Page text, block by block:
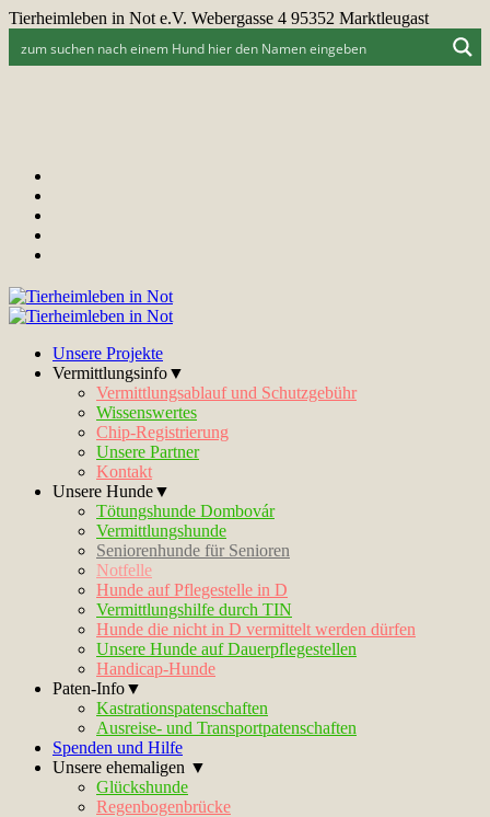
Tierheimleben in Not e.V. Webergasse 4 95352 Marktleugast
Unsere Projekte
Vermittlungsinfo▼
Vermittlungsablauf und Schutzgebühr
Wissenswertes
Chip-Registrierung
Unsere Partner
Kontakt
Unsere Hunde▼
Tötungshunde Dombovár
Vermittlungshunde
Seniorenhunde für Senioren
Notfelle
Hunde auf Pflegestelle in D
Vermittlungshilfe durch TIN
Hunde die nicht in D vermittelt werden dürfen
Unsere Hunde auf Dauerpflegestellen
Handicap-Hunde
Paten-Info▼
Kastrationspatenschaften
Ausreise- und Transportpatenschaften
Spenden und Hilfe
Unsere ehemaligen ▼
Glückshunde
Regenbogenbrücke